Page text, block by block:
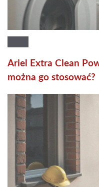
Ariel Extra Clean
można go stosować?